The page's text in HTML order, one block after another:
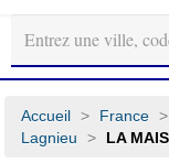
de
moi
Accueil > France >
Lagnieu
> LA